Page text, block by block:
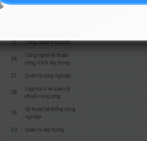
22 Khoa học máy tính
25 Công nghệ thông tin
26
Công nghệ kỹ thuật
công trình xây dựng
27 Quản lý công nghiệp
28
Logistics và quản lý
chuỗi cung ứng
29
Kỹ thuật hệ thống công
nghiệp
30 Quản lý xây dựng